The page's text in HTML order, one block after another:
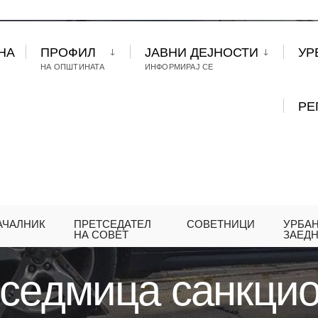
ПРОФИЛ
НА ОПШТИНАТА
ЈАВНИ ДЕЈНОСТИ
ИНФОРМИРАЈ СЕ
ПРЕТСЕДАТЕЛ
НА СОВЕТ
СОВЕТНИЦИ
СЕДМИЦА САНКЦИОНИРАНИ 171